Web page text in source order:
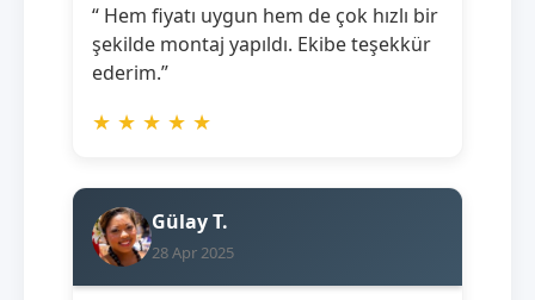
“ Hem fiyatı uygun hem de çok hızlı bir
şekilde montaj yapıldı. Ekibe teşekkür
ederim.”
★ ★ ★ ★ ★
Gülay T.
28 Apr 2025